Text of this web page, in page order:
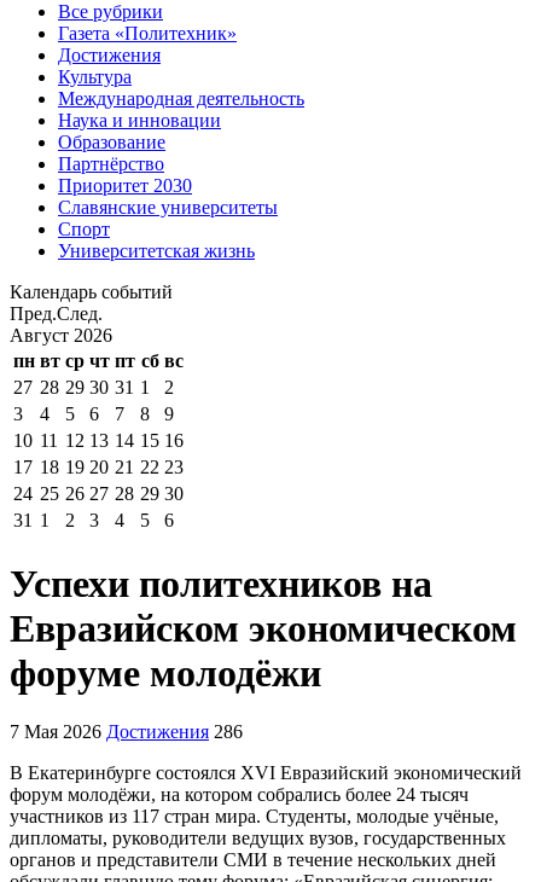
Все рубрики
Газета «Политехник»
Достижения
Культура
Международная деятельность
Наука и инновации
Образование
Партнёрство
Приоритет 2030
Славянские университеты
Спорт
Университетская жизнь
Календарь событий
Пред.След.
Август 2026
пн вт ср чт пт сб вс
27 28 29 30 31 1
2
3
4 5 6 7 8
9
10 11 12 13 14 15 16
17 18 19 20 21 22 23
24 25 26 27 28 29 30
31 1 2 3 4 5 6
Успехи политехников на
Евразийском экономическом
форуме молодёжи
7 Мая 2026 Достижения 286
В Екатеринбурге состоялся XVI Евразийский экономический
форум молодёжи, на котором собрались более 24 тысяч
участников из 117 стран мира. Студенты, молодые учёные,
дипломаты, руководители ведущих вузов, государственных
органов и представители СМИ в течение нескольких дней